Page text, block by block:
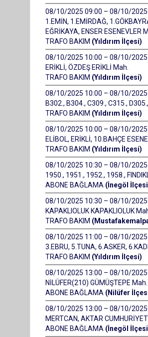
08/10/2025 09:00 – 08/10/2025
1.EMİN, 1.EMİRDAĞ,
EĞRİKAYA, ENSER ESENEVLER
TRAFO BAKIM (Yıldırım İlçesi)
08/10/2025 10:00 – 08/10/2025
ERİKLİ, ÖZDEŞ ERİKLİ Mah.
TRAFO BAKIM (Yıldırım İlçesi)
08/10/2025 10:00 – 08/10/2025
B302., B304., C309., C315.,
TRAFO BAKIM (Yıldırım İlçesi)
08/10/2025 10:00 – 08/10/2025
ELİBOL, ERİKLİ, 10.BAHÇE
TRAFO BAKIM (Yıldırım İlçesi)
08/10/2025 10:30 – 08/10/2025
1950., 1951., 1952., 1958.,
ABONE BAĞLAMA (İnegöl
08/10/2025 10:30 – 08/10/2025
KAPAKLIOLUK KAPAKLIOLUK
TRAFO BAKIM
08/10/2025 11:00 – 08/10/2025
3.EBRU, 5.TUNA, 6.ASKER,
TRAFO BAKIM (Yıldırım İlçesi)
08/10/2025 13:00 – 08/10/2025
NİLÜFER(210) GÜMÜŞTEPE Mah.
ABONE BAĞLAMA (Nilüfer
08/10/2025 13:00 – 08/10/2025
MERTCAN, AKTAR
ABONE BAĞLAMA (İnegöl